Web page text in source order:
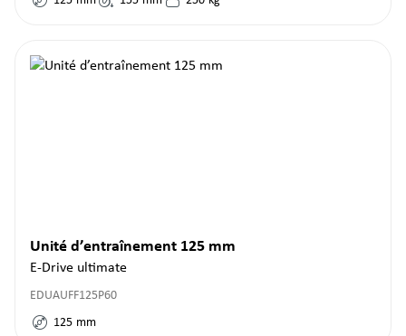
Unité d’entraînement 125 mm
E-Drive ultimate
EDUAUFF125P60
125 mm